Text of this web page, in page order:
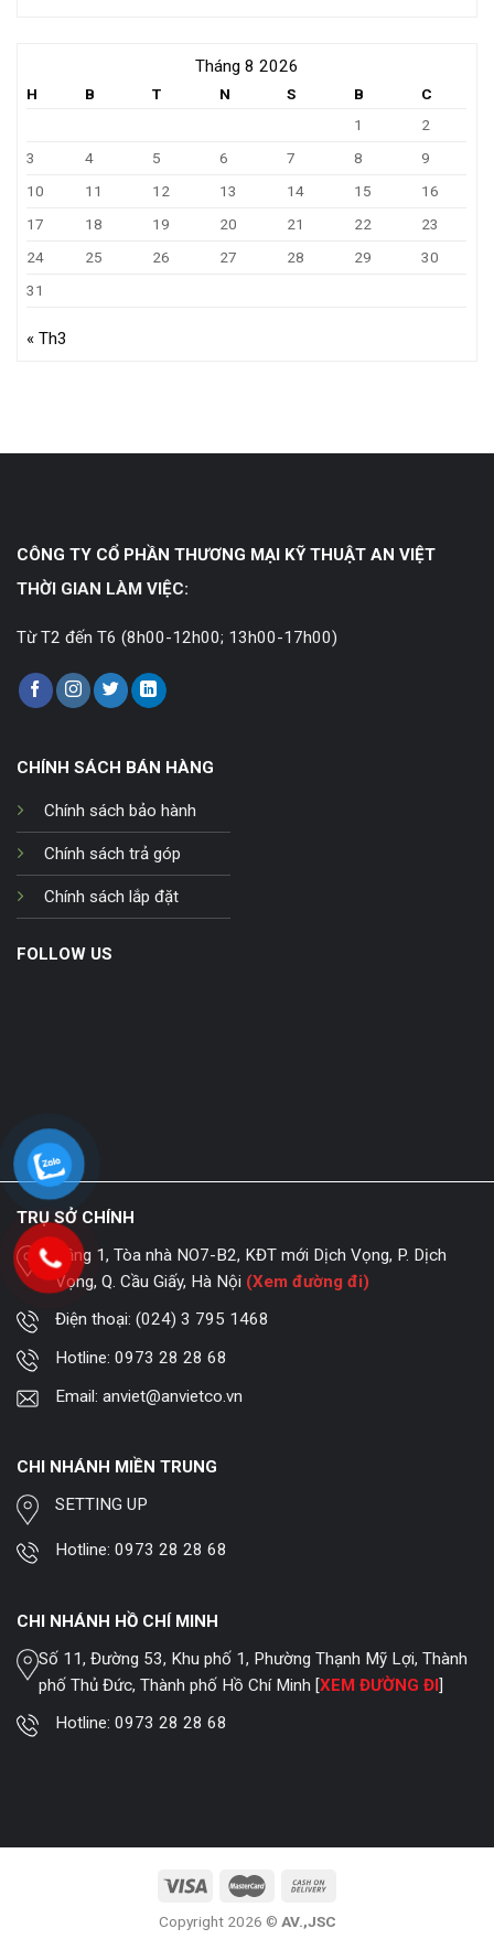
Tháng 8 2026
H B T N S B
C
1
2
3
4 5 6 7 8
9
10
11 12 13 14 15
16
17
18 19 20 21 22
23
24
25 26 27 28 29
30
31
« Th3
CÔNG TY CỔ PHẦN THƯƠNG MẠI KỸ THUẬT AN VIỆT
THỜI GIAN LÀM VIỆC:
Từ T2 đến T6 (8h00-12h00; 13h00-17h00)
CHÍNH SÁCH BÁN HÀNG
Chính sách bảo hành
Chính sách trả góp
Chính sách lắp đặt
FOLLOW US
TRỤ SỞ CHÍNH
Tầng 1, Tòa nhà NO7-B2, KĐT mới Dịch Vọng, P. Dịch
Vọng, Q. Cầu Giấy, Hà Nội (Xem đường đi)
Điện thoại:(024) 3 795 1468
Hotline:0973 28 28 68
Email:anviet@anvietco.vn
CHI NHÁNH MIỀN TRUNG
SETTING UP
Hotline:0973 28 28 68
CHI NHÁNH HỒ CHÍ MINH
Số 11, Đường 53, Khu phố 1, Phường Thạnh Mỹ Lợi, Thành
phố Thủ Đức, Thành phố Hồ Chí Minh [XEM ĐƯỜNG ĐI]
Hotline:0973 28 28 68
Copyright 2026 © AV.,JSC